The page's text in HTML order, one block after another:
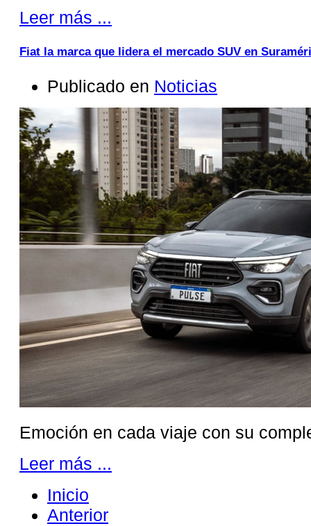
Leer más ...
Fiat la marca que lidera el mercado SUV en
Publicado en Noticias
Emoción en cada viaje con su
Leer más ...
Inicio
Anterior